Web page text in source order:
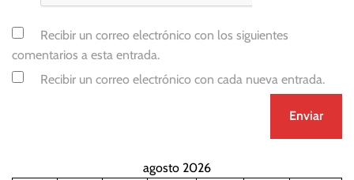
Recibir un correo electrónico con los siguientes
comentarios a esta entrada.
Recibir un correo electrónico con cada nueva entrada.
agosto 2026